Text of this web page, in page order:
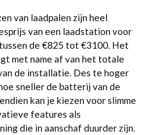
van laadpalen zijn heel
van een laadstation voor
de €825 tot €3100. Het
met name af van het totale
de installatie. Des te hoger
sneller de batterij van de
kan je kiezen voor slimme
features als
die in aanschaf duurder zijn.